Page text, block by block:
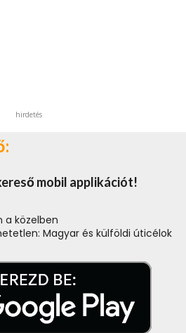
hirdetés
mobil applikációt!
a közelben
Magyar és külföldi úticélok